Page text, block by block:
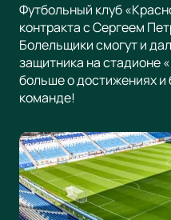
Футбольный клуб
контракта с Сергеем
Болельщики смогут и
защитника на стадионе
больше о достижениях
команде!